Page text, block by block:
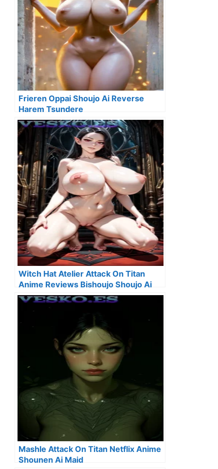
Frieren Oppai Shoujo Ai Reverse
Harem Tsundere
Witch Hat Atelier Attack On Titan
Anime Reviews Bishoujo Shoujo Ai
Mashle Attack On Titan Netflix Anime
Shounen Ai Maid